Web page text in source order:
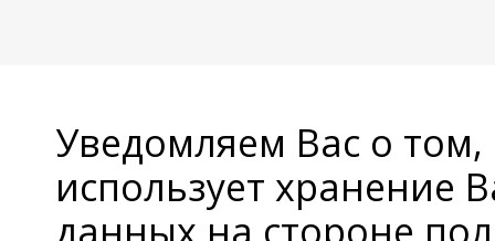
Уведомляем Вас о
использует хранение